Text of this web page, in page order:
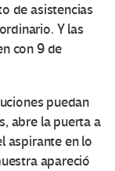
de asistencias
Y las
con 9 de
puedan
abre la puerta a
aspirante en lo
apareció